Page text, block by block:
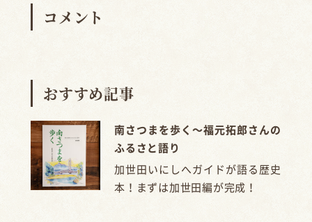
コメント
おすすめ記事
南さつまを歩く〜福元拓郎さんの
ふるさと語り
加世田いにしへガイドが語る歴史
本！まずは加世田編が完成！